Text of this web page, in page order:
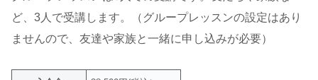
ど、3人で受講します。（グループレッスンの設定はあり
ませんので、友達や家族と一緒に申し込みが必要）